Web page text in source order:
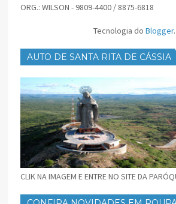
ORG.: WILSON - 9809-4400 / 8875-6818
Tecnologia do Blogger.
AUTO DE SANTA RITA DE CÁSSIA
CLIK NA IMAGEM E ENTRE NO SITE DA